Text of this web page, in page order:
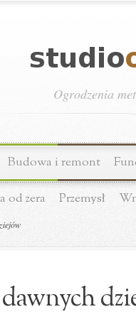
Ogrodzenia
Budowa i remont
od zera Przemysł